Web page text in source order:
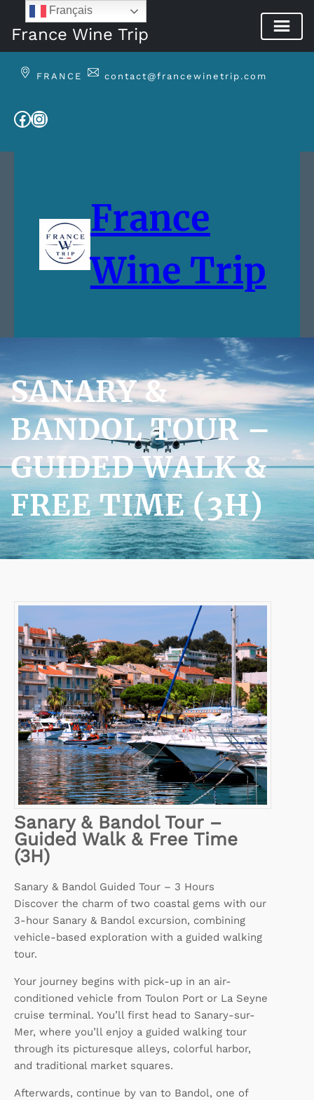
France Wine Trip
FRANCE contact@francewinetrip.com
Facebook
Instagram
France
Wine Trip
SANARY &
BANDOL TOUR –
GUIDED WALK &
FREE TIME (3H)
Sanary & Bandol Tour –
Guided Walk & Free Time
(3H)
Sanary & Bandol Guided Tour – 3 Hours
Discover the charm of two coastal gems with our
3-hour Sanary & Bandol excursion, combining
vehicle-based exploration with a guided walking
tour.
Your journey begins with pick-up in an air-
conditioned vehicle from Toulon Port or La Seyne
cruise terminal. You’ll first head to Sanary-sur-
Mer, where you’ll enjoy a guided walking tour
through its picturesque alleys, colorful harbor,
and traditional market squares.
Afterwards, continue by van to Bandol, one of
Français